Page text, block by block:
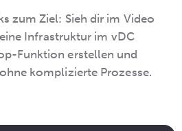
zum Ziel: Sieh dir im Video
Infrastruktur im vDC
Funktion erstellen und
komplizierte Prozesse.